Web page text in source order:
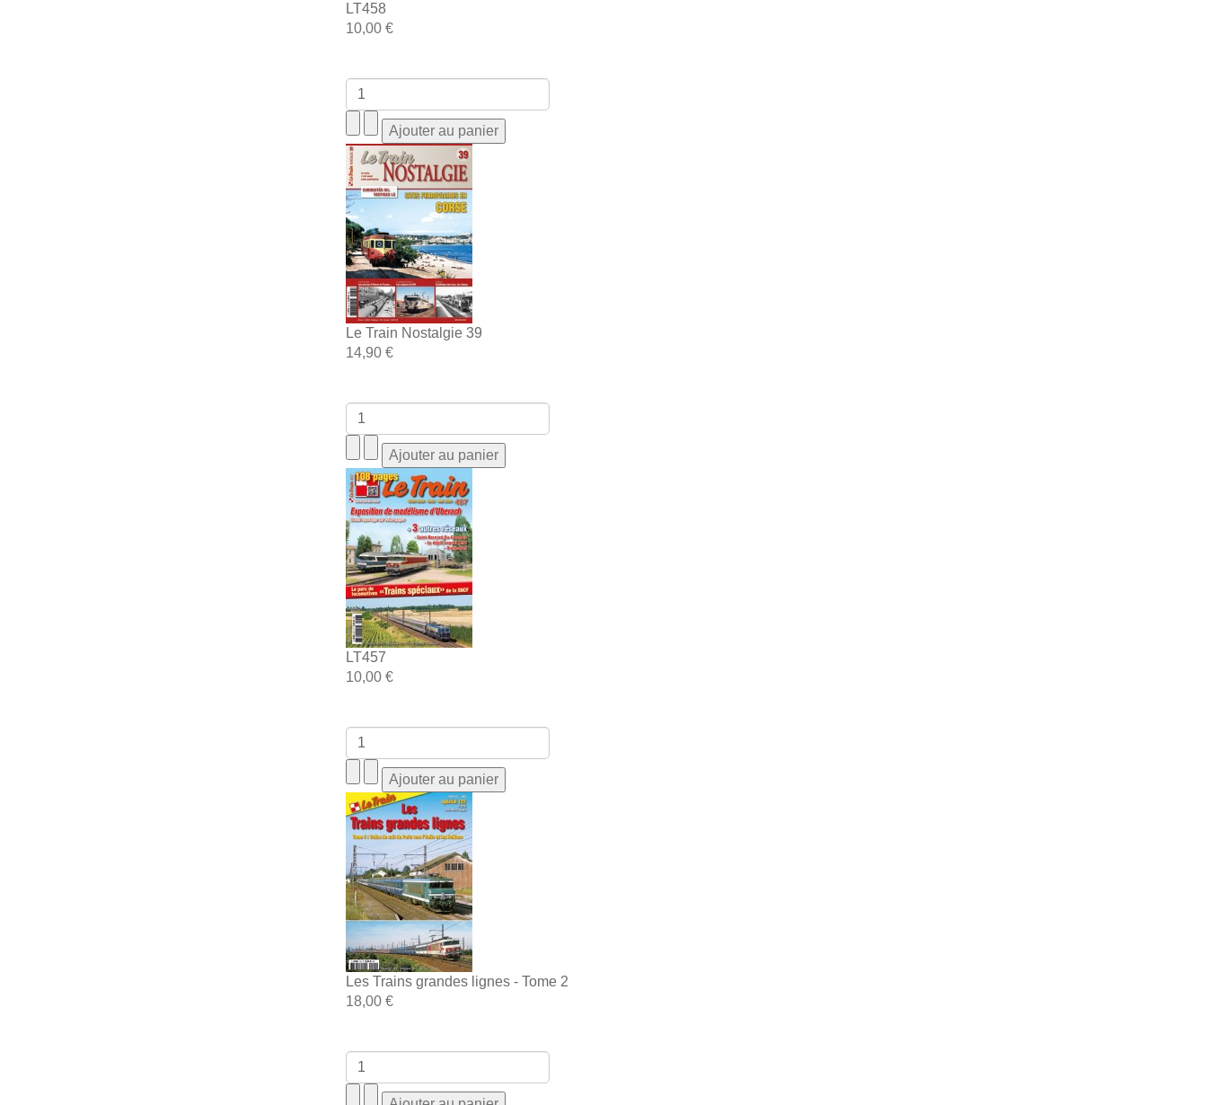
LT458
10,00 €
Le Train Nostalgie 39
14,90 €
LT457
10,00 €
Les Trains grandes lignes - Tome 2
18,00 €